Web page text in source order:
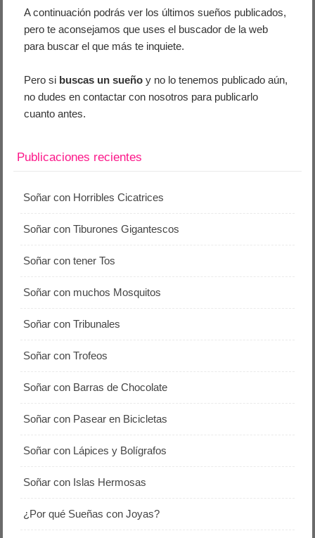
A continuación podrás ver los últimos sueños publicados,
pero te aconsejamos que uses el buscador de la web
para buscar el que más te inquiete.
Pero si buscas un sueño y no lo tenemos publicado aún,
no dudes en contactar con nosotros para publicarlo
cuanto antes.
Publicaciones recientes
Soñar con Horribles Cicatrices
Soñar con Tiburones Gigantescos
Soñar con tener Tos
Soñar con muchos Mosquitos
Soñar con Tribunales
Soñar con Trofeos
Soñar con Barras de Chocolate
Soñar con Pasear en Bicicletas
Soñar con Lápices y Bolígrafos
Soñar con Islas Hermosas
¿Por qué Sueñas con Joyas?